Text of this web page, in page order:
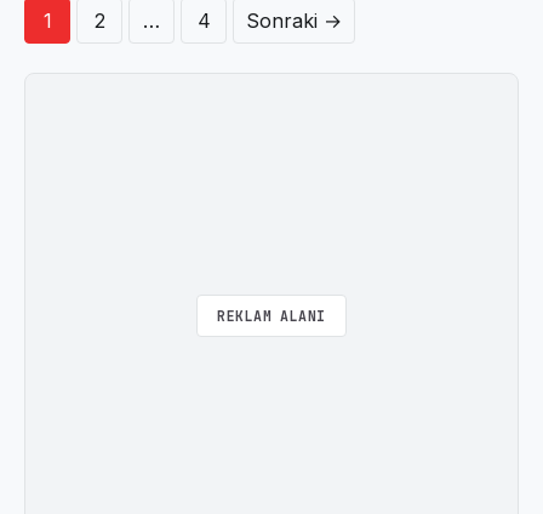
Yazı sayfalandırması
1 2 … 4 Sonraki →
REKLAM ALANI